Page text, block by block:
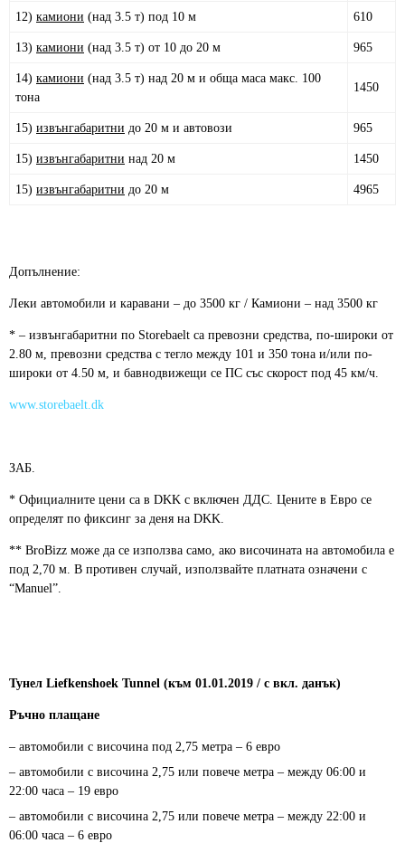
12) камиони (над 3.5 т) под 10 м 610
13) камиони (над 3.5 т) от 10 до 20 м 965
14) камиони (над 3.5 т) над 20 м и обща маса макс. 100
тона
1450
15) извънгабаритни до 20 м и автовози 965
15) извънгабаритни над 20 м 1450
15) извънгабаритни до 20 м 4965
Допълнение:
Леки автомобили и каравани – до 3500 кг / Камиони – над 3500 кг
* – извънгабаритни по Storebaelt са превозни средства, по-широки от
2.80 м, превозни средства с тегло между 101 и 350 тона и/или по-
широки от 4.50 м, и бавнодвижещи се ПС със скорост под 45 км/ч.
www.storebaelt.dk
ЗАБ.
* Официалните цени са в DKK с включен ДДС. Цените в Евро се
определят по фиксинг за деня на DKK.
** BroBizz може да се използва само, ако височината на автомобила е
под 2,70 м. В противен случай, използвайте платната означени с
“Manuel”.
Тунел Liefkenshoek Tunnel (към 01.01.2019 / с вкл. данък)
Ръчно плащане
– автомобили с височина под 2,75 метра – 6 евро
– автомобили с височина 2,75 или повече метра – между 06:00 и
22:00 часа – 19 евро
– автомобили с височина 2,75 или повече метра – между 22:00 и
06:00 часа – 6 евро